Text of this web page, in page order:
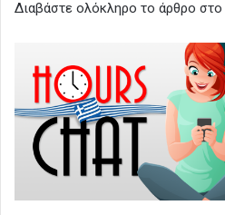
Διαβάστε ολόκληρο το άρθρο στο